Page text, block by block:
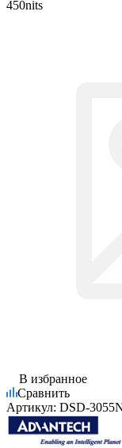
450nits
В избранное
Сравнить
Артикул: DSD-